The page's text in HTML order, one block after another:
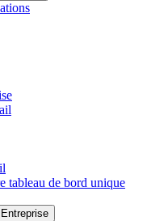
tableau de bord unique